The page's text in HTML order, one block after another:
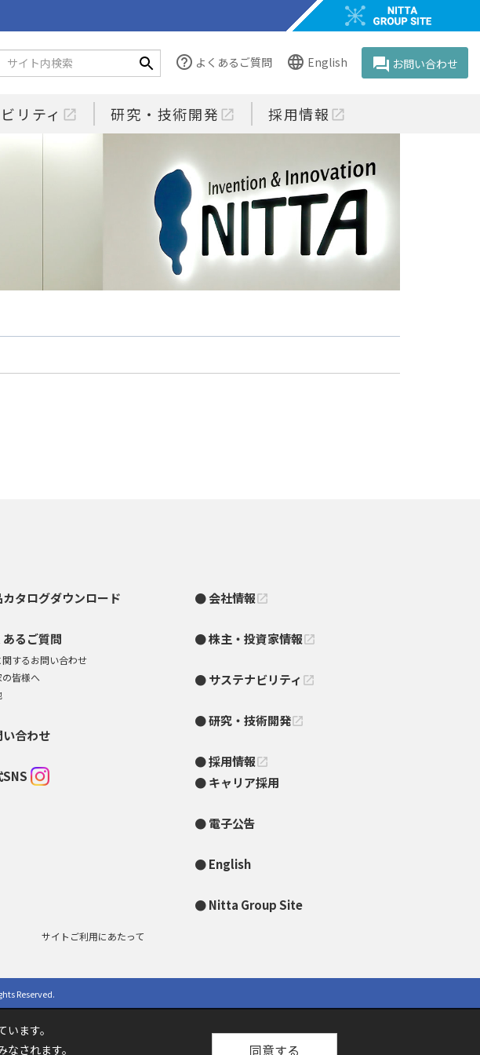
リティ open_in_new 研究・技術開発 open_in_new 採用情報 open_in_new
help_outline よくあるご質問 language English question_answer お問い合わせ
タログダウンロード
あるご質問
するお問い合わせ
皆様へ
い合わせ
SNS
会社情報open_in_new
株主・投資家情報open_in_new
サステナビリティ open_in_new
研究・技術開発open_in_new
採用情報open_in_new
キャリア採用
電子公告
English
Nitta Group Site
サイトご利用にあたって
Reserved.
ます。
されます。
同意する